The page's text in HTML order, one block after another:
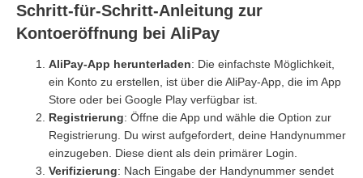
Schritt-für-Schritt-Anleitung zur
Kontoeröffnung bei AliPay
AliPay-App herunterladen: Die einfachste Möglichkeit,
ein Konto zu erstellen, ist über die AliPay-App, die im App
Store oder bei Google Play verfügbar ist.
Registrierung: Öffne die App und wähle die Option zur
Registrierung. Du wirst aufgefordert, deine Handynummer
einzugeben. Diese dient als dein primärer Login.
Verifizierung: Nach Eingabe der Handynummer sendet